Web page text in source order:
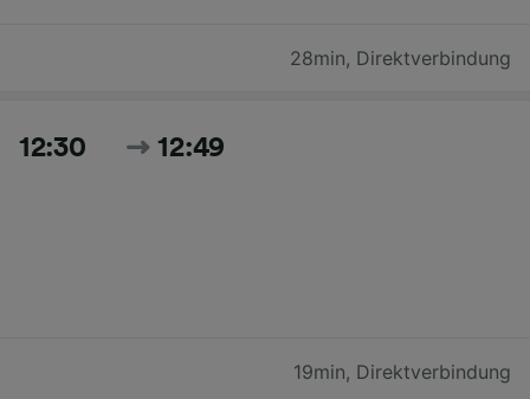
28min, Direktverbindung
12:30 12:49
19min, Direktverbindung